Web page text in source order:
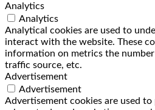
Analytics
Analytics
Analytical cookies are used to
interact with the website. These
information on metrics the
traffic source, etc.
Advertisement
Advertisement
Advertisement cookies are used